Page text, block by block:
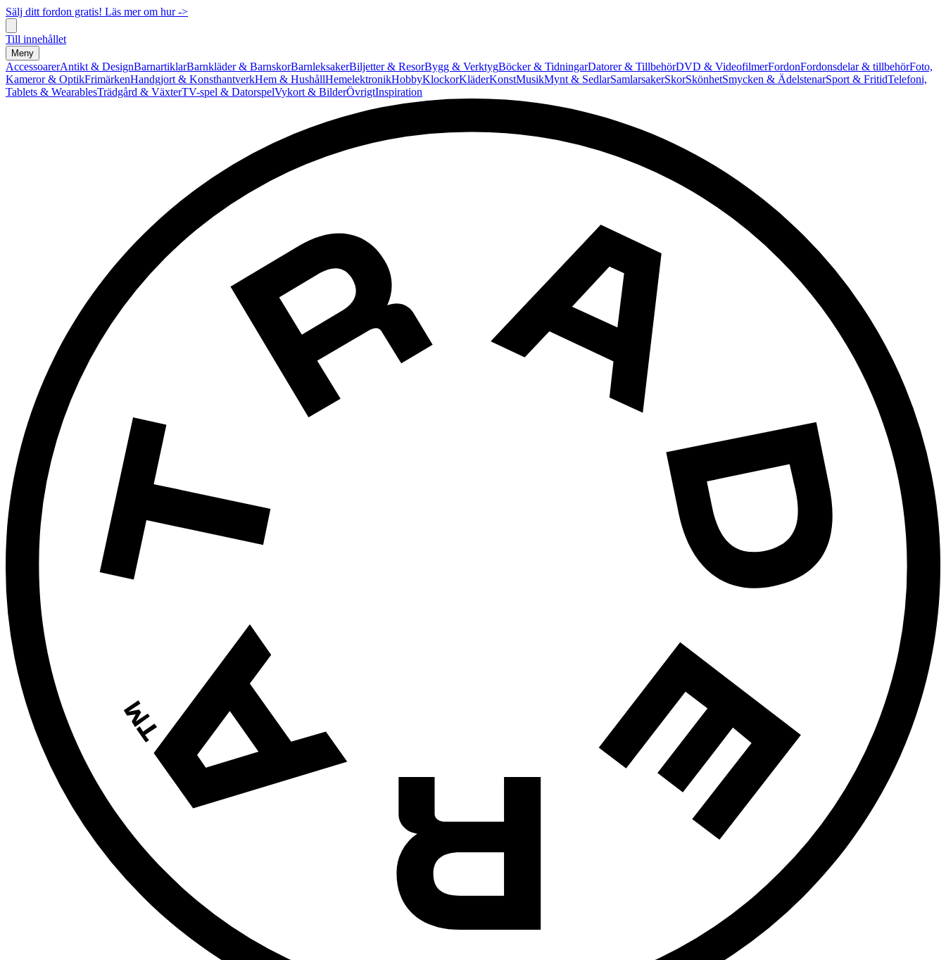
Sälj ditt fordon gratis! Läs mer om hur ->
Till innehållet
Meny
AccessoarerAntikt & DesignBarnartiklarBarnkläder & BarnskorBarnleksakerBiljetter & ResorBygg & VerktygBöcker & TidningarDatorer & TillbehörDVD & VideofilmerFordonFordonsdelar & tillbehörFoto,
Kameror & OptikFrimärkenHandgjort & KonsthantverkHem & HushållHemelektronikHobbyKlockorKläderKonstMusikMynt & SedlarSamlarsakerSkorSkönhetSmycken & ÄdelstenarSport & FritidTelefoni,
Tablets & WearablesTrädgård & VäxterTV-spel & DatorspelVykort & BilderÖvrigtInspiration